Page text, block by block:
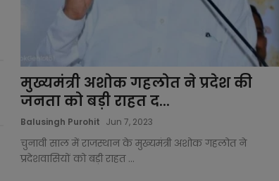
मुख्यमंत्री अशोक गहलोत ने प्रदेश की
जनता को बड़ी राहत द...
Balusingh Purohit Jun 7, 2023
चुनावी साल में राजस्थान के मुख्यमंत्री अशोक गहलोत ने
प्रदेशवासियों को बड़ी राहत ...